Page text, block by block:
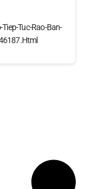
Tuc-Rao-Ban-